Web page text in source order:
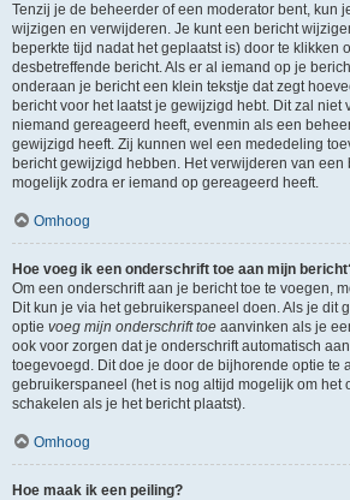
Tenzij je de beheerder of een moderator bent, kun
wijzigen en verwijderen. Je kunt een bericht
beperkte tijd nadat het geplaatst is) door te klikken
desbetreffende bericht. Als er al iemand op je
onderaan je bericht een klein tekstje dat zegt
bericht voor het laatst je gewijzigd hebt. Dit zal niet
niemand gereageerd heeft, evenmin als een
gewijzigd heeft. Zij kunnen wel een mededeling
bericht gewijzigd hebben. Het verwijderen van een
mogelijk zodra er iemand op gereageerd heeft.
Omhoog
Hoe voeg ik een onderschrift toe aan mijn
Om een onderschrift aan je bericht toe te voegen,
Dit kun je via het gebruikerspaneel doen. Als je dit
optie voeg mijn onderschrift toe aanvinken als je
ook voor zorgen dat je onderschrift automatisch
toegevoegd. Dit doe je door de bijhorende optie te
gebruikerspaneel (het is nog altijd mogelijk om het
schakelen als je het bericht plaatst).
Omhoog
Hoe maak ik een peiling?